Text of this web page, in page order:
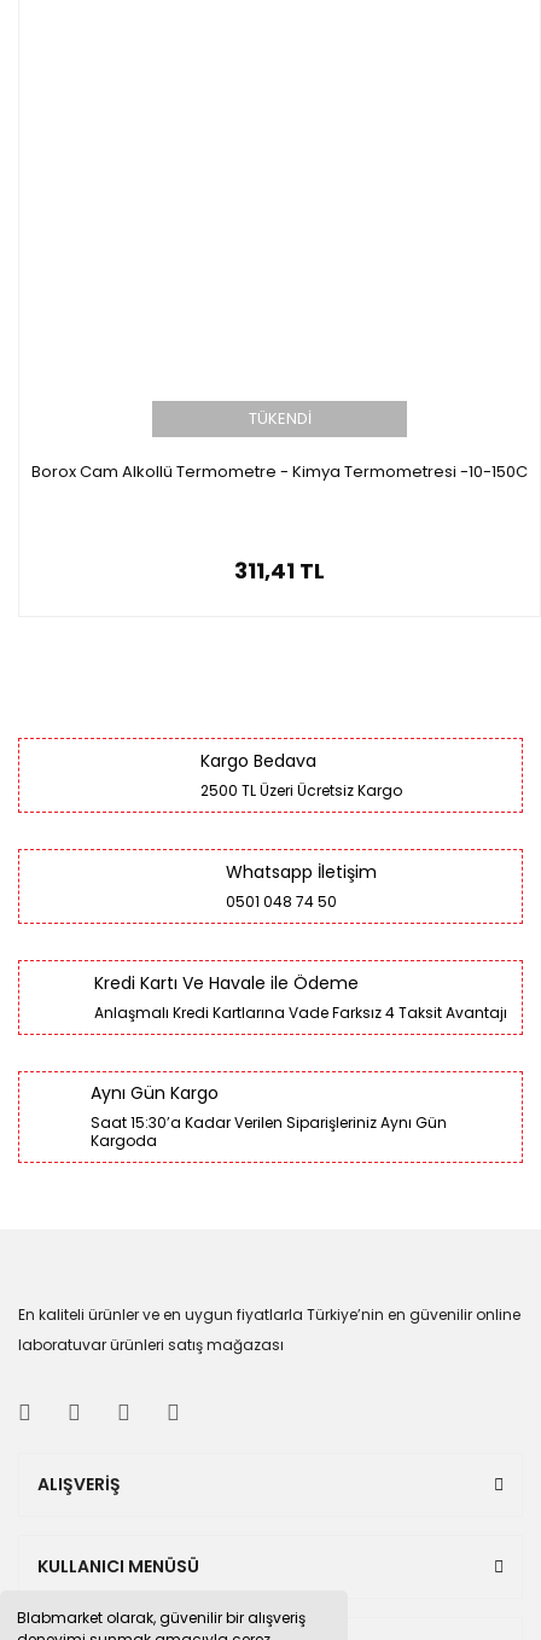
Blabmarket olarak, güvenilir bir alışveriş
TÜKENDİ
Borox Cam Alkollü Termometre - Kimya Termometresi -10-150C
311,41 TL
Kargo Bedava
2500 TL Üzeri Ücretsiz Kargo
Whatsapp İletişim
0501 048 74 50
Kredi Kartı Ve Havale ile Ödeme
Anlaşmalı Kredi Kartlarına Vade Farksız 4 Taksit Avantajı
Aynı Gün Kargo
Saat 15:30’a Kadar Verilen Siparişleriniz Aynı Gün
Kargoda
En kaliteli ürünler ve en uygun fiyatlarla Türkiye’nin en güvenilir online
laboratuvar ürünleri satış mağazası
ALIŞVERİŞ
KULLANICI MENÜSÜ